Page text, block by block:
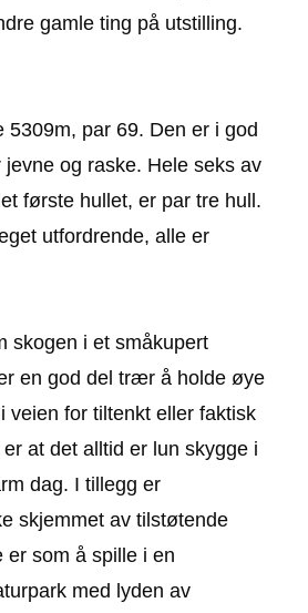
gamle ting på utstilling.
5309m, par 69. Den er i god
og raske. Hele seks av
første hullet, er par tre hull.
utfordrende, alle er
skogen i et småkupert
en god del trær å holde øye
veien for tiltenkt eller faktisk
at det alltid er lun skygge i
dag. I tillegg er
skjemmet av tilstøtende
er som å spille i en
med lyden av